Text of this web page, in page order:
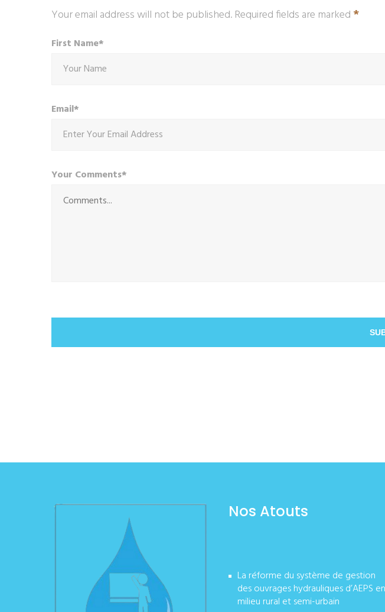
Your email address will not be published. Required fields are marked *
First Name*
Email*
Your Comments*
Nos Atouts
La réforme du système de gestion
des ouvrages hydrauliques d’AEPS en
milieu rural et semi-urbain